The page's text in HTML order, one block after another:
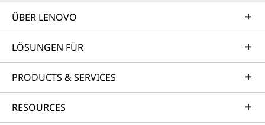
ÜBER LENOVO
LÖSUNGEN FÜR
PRODUCTS & SERVICES
RESOURCES